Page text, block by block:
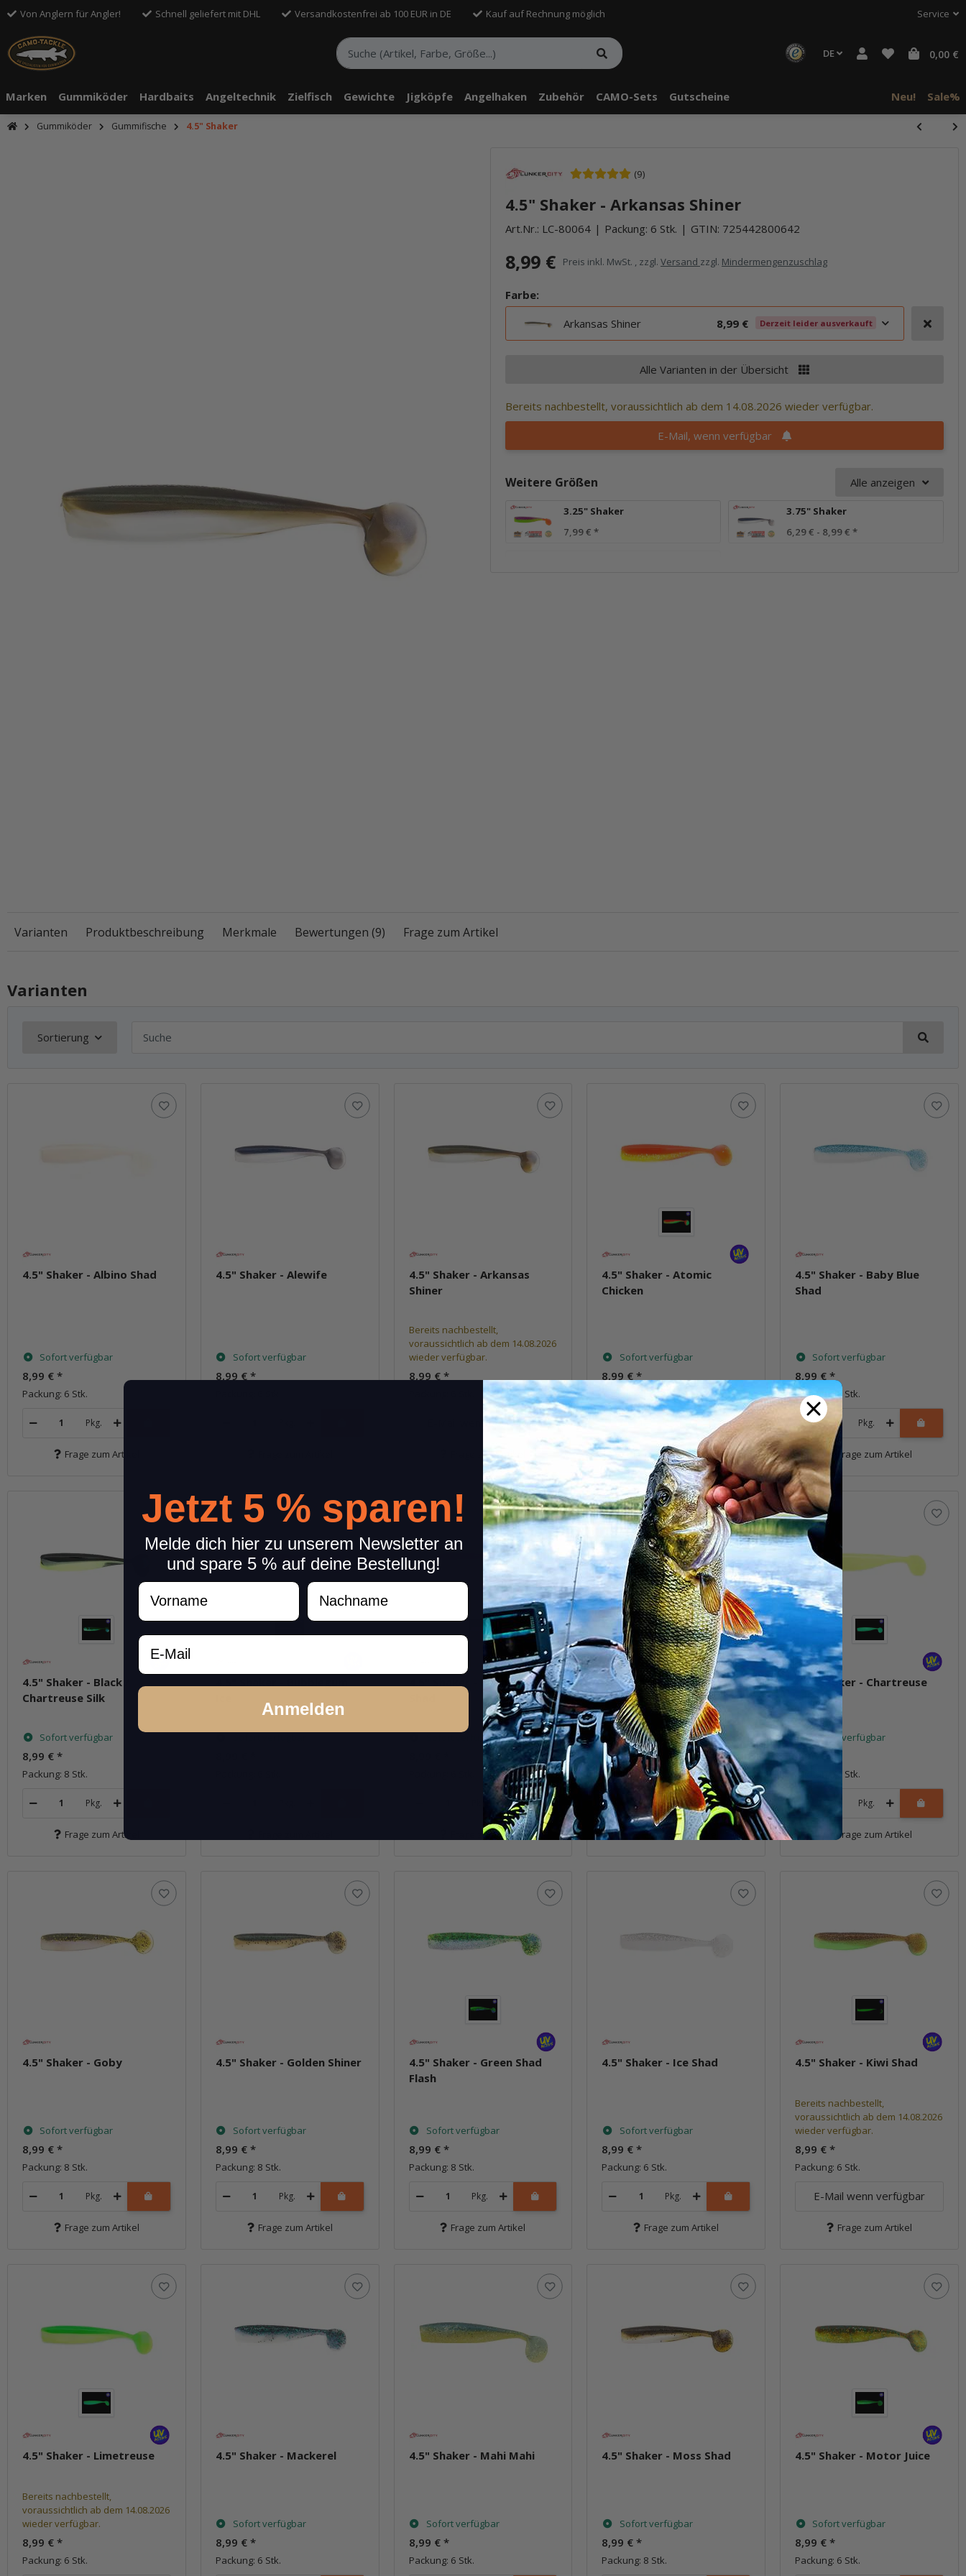
Von Anglern für Angler! Schnell geliefert mit DHL Versandkostenfrei ab 100 EUR in DE Kauf auf Rechnung möglich Service
DE 0,00 €
Marken Gummiköder Hardbaits Angeltechnik Zielfisch Gewichte Jigköpfe Angelhaken Zubehör CAMO-Sets Gutscheine Neu! Sale%
Gummiköder Gummifische 4.5" Shaker
(9)
4.5" Shaker - Arkansas Shiner
Art.Nr.: LC-80064 Packung: 6 Stk. GTIN: 725442800642
8,99 € Preis inkl. MwSt. , zzgl. Versand zzgl. Mindermengenzuschlag
Farbe:
Arkansas Shiner
8,99 € Derzeit leider ausverkauft
Alle Varianten in der Übersicht
Bereits nachbestellt, voraussichtlich ab dem 14.08.2026 wieder verfügbar.
E-Mail, wenn verfügbar
Weitere Größen Alle anzeigen
3.25" Shaker
7,99 € *
3.75" Shaker
6,29 € - 8,99 € *
Varianten Produktbeschreibung Merkmale Bewertungen (9) Frage zum Artikel
Varianten
Sortierung
4.5" Shaker - Albino Shad
Sofort verfügbar
8,99 € *
Packung: 6 Stk.
Pkg.
Frage zum Artikel
4.5" Shaker - Alewife
Sofort verfügbar
8,99 € *
4.5" Shaker - Arkansas
Shiner
Bereits nachbestellt,
voraussichtlich ab dem 14.08.2026
wieder verfügbar.
8,99 € *
E-Mail wenn verfügbar
Frage zum Artikel
4.5" Shaker - Atomic
Chicken
Sofort verfügbar
8,99 €*
Packung: 6 Stk.
Pkg.
Frage zum Artikel
4.5" Shaker - Baby Blue
Shad
Sofort verfügbar
8,99 €*
Packung: 6 Stk.
Pkg.
Frage zum Artikel
4.5" Shaker - Black /
Chartreuse Silk
Sofort verfügbar
8,99 € *
Packung: 8 Stk.
Pkg.
Frage zum Artikel
4.5" Shaker - Bubblegum
Sofort verfügbar
Frage zum Artikel
4.5" Shaker - Chartreuse
Ice
Sofort verfügbar
8,99 €*
Packung: 6 Stk.
Pkg.
Frage zum Artikel
4.5" Shaker - Chartreuse
Sofort verfügbar
8,99 €*
Packung: 6 Stk.
Pkg.
Frage zum Artikel
4.5" Shaker - Goby
Sofort verfügbar
8,99 € *
Packung: 8 Stk.
Pkg.
Frage zum Artikel
4.5" Shaker - Golden Shiner
Sofort verfügbar
8,99 € *
Packung: 8 Stk.
Pkg.
Frage zum Artikel
4.5" Shaker - Green Shad
Flash
Sofort verfügbar
8,99 € *
Packung: 8 Stk.
Pkg.
Frage zum Artikel
4.5" Shaker - Ice Shad
Sofort verfügbar
8,99 €*
Packung: 6 Stk.
Pkg.
Frage zum Artikel
4.5" Shaker - Kiwi Shad
Bereits nachbestellt,
voraussichtlich ab dem 14.08.2026
wieder verfügbar.
8,99 €*
Packung: 6 Stk.
E-Mail wenn verfügbar
Frage zum Artikel
4.5" Shaker - Limetreuse
Bereits nachbestellt,
voraussichtlich ab dem 14.08.2026
wieder verfügbar.
8,99 € *
Packung: 6 Stk.
4.5" Shaker - Mackerel
Sofort verfügbar
8,99 € *
Packung: 6 Stk.
4.5" Shaker - Mahi Mahi
Sofort verfügbar
8,99 € *
Packung: 6 Stk.
4.5" Shaker - Moss Shad
Sofort verfügbar
8,99 €*
Packung: 8 Stk.
4.5" Shaker - Motor Juice
Sofort verfügbar
8,99 €*
Packung: 6 Stk.
Jetzt 5 % sparen!
Melde dich hier zu unserem Newsletter an
und spare 5 % auf deine Bestellung!
Vorname Nachname
Email
Anmelden